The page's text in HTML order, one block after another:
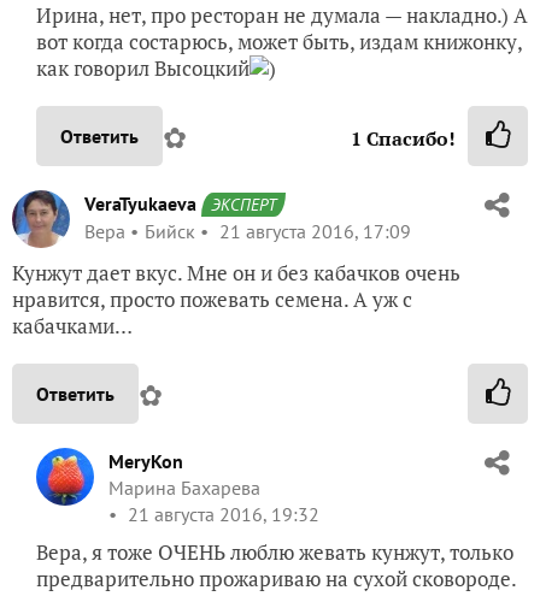
Ирина, нет, про ресторан не думала — накладно.) А
вот когда состарюсь, может быть, издам книжонку,
как говорил Высоцкий
)
Ответить ✿ 1 Спасибо!
VeraTyukaeva ЭКСПЕРТ
Вера Бийск 21 августа 2016, 17:09
Кунжут дает вкус. Мне он и без кабачков очень
нравится, просто пожевать семена. А уж с
кабачками…
Ответить ✿
MeryKon
Марина Бахарева
21 августа 2016, 19:32
Вера, я тоже ОЧЕНЬ люблю жевать кунжут, только
предварительно прожариваю на сухой сковороде.